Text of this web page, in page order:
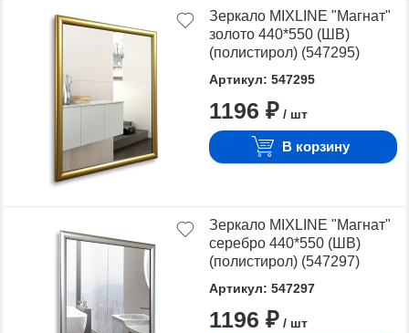
Зеркало MIXLINE "Магнат"
золото 440*550 (ШВ)
(полистирол) (547295)
Артикул: 547295
1196 ₽ / шт
В корзину
Зеркало MIXLINE "Магнат"
серебро 440*550 (ШВ)
(полистирол) (547297)
Артикул: 547297
1196 ₽ / шт